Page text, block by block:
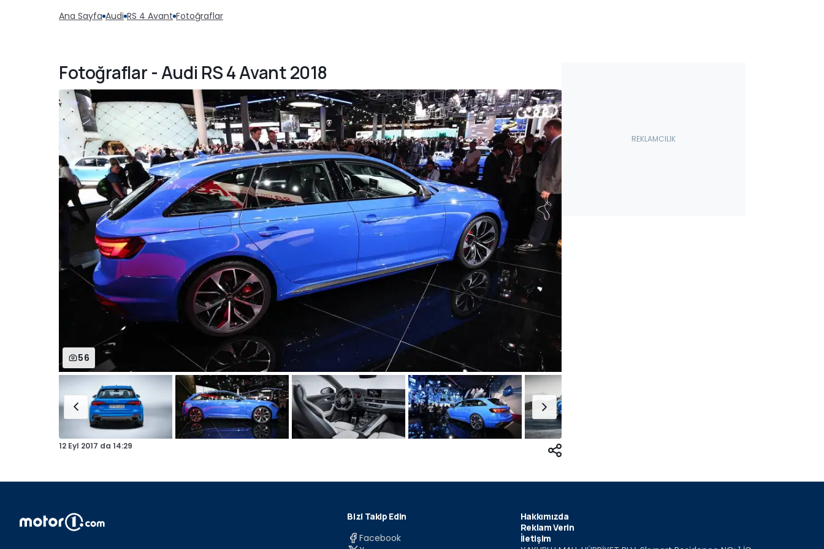
Ana Sayfa Audi RS 4 Avant Fotoğraflar
Fotoğraflar - Audi RS 4 Avant 2018
56
12 Eyl 2017 da 14:29
Bizi Takip Edin
Facebook
Hakkımızda
Reklam Verin
İletişim